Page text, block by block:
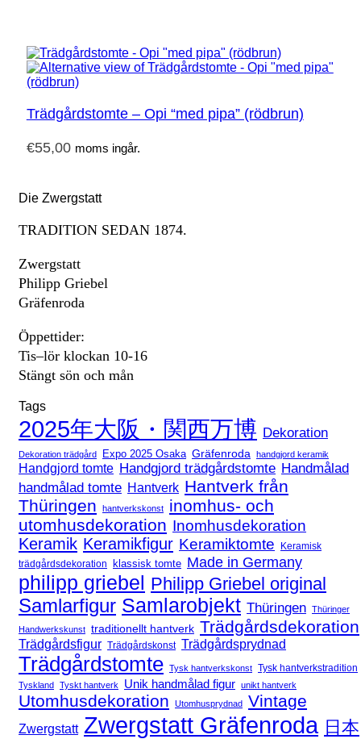
Trädgårdstomte – Opi “med pipa” (rödbrun)
€55,00 moms ingår.
Die Zwergstatt
TRADITION SEDAN 1874.
Zwergstatt
Philipp Griebel
Gräfenroda
Öppettider:
Tis–lör klockan 10-16
Stängt sön och mån
Tags
2025年大阪・関西万博 Dekoration
Dekoration trädgård Expo 2025 Osaka Gräfenroda handgjord keramik
Handgjord tomte Handgjord trädgårdstomte Handmålad
handmålad tomte Hantverk Hantverk från
Thüringen
hantverkskonst
inomhus- och
utomhusdekoration Inomhusdekoration
Keramik Keramikfigur Keramiktomte
Keramisk
trädgårdsdekoration klassisk tomte Made in Germany
philipp griebel Philipp Griebel original
Samlarfigur Samlarobjekt Thüringen Thüringer
Handwerkskunst traditionellt hantverk Trädgårdsdekoration
Trädgårdsfigur Trädgårdskonst Trädgårdsprydnad
Trädgårdstomte Tysk hantverkskonst Tysk hantverkstradition
Tyskland Tyskt hantverk Unik handmålad figur unikt hantverk
Utomhusdekoration Utomhusprydnad Vintage
Zwergstatt Zwergstatt Gräfenroda 日本